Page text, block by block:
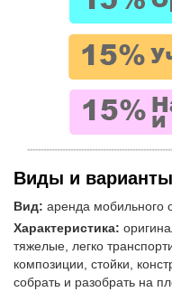
Аренда тумб
Аренда мобильного
Аренда рекламного
Аренда джокерных
Аренда мобильных стен
Аренда мебели
КОНСТРУКЦИИ В
Аренда стендов для
Аренда ограждений
Виды и
Вид: аренда мобильного
Характеристика:
тяжелые, легко
композиции, стойки,
собрать и разобрать на